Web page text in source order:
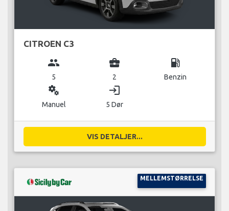
CITROEN C3
group
5
business_center
2
local_gas_station
Benzin
miscellaneous_services
Manuel
login
5 Dør
VIS DETALJER...
MELLEMSTØRRELSE